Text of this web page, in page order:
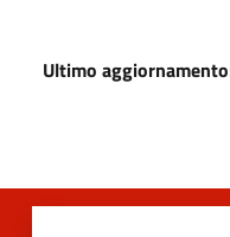
Ultimo aggiornamento